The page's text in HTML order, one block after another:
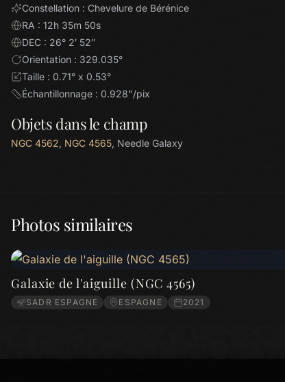
Constellation : Chevelure de Bérénice
RA : 12h 35m 50s
DEC : 26° 2′ 52″
Orientation : 329.035°
Taille : 0.71° x 0.53°
Échantillonnage : 0.928"/pix
Objets dans le champ
NGC 4562, NGC 4565, Needle Galaxy
Photos similaires
Galaxie de l'aiguille (NGC 4565)
SADR ESPAGNE ESPAGNE 2021